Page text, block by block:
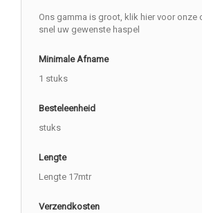
Ons gamma is groot, klik hier voor onze
snel uw gewenste haspel
Minimale Afname
1 stuks
Besteleenheid
stuks
Lengte
Lengte 17mtr
Verzendkosten